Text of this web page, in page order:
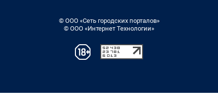
© ООО «Сеть городских порталов»
© ООО «Интернет Технологии»